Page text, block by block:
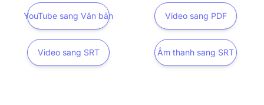
YouTube sang Văn bản Video sang PDF
Video sang SRT Âm thanh sang SRT